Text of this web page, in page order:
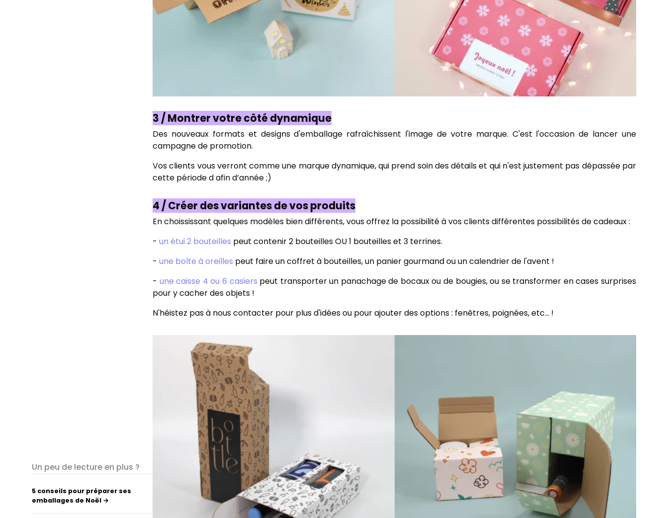
Un peu de lecture en plus ?
5 conseils pour préparer ses
emballages de Noël →
3 / Montrer votre côté dynamique
Des nouveaux formats et designs d'emballage rafraîchissent l'image de votre marque. C'est l'occasion de lancer une
campagne de promotion.
Vos clients vous verront comme une marque dynamique, qui prend soin des détails et qui n'est justement pas dépassée par
cette période d afin d’année ;)
4 / Créer des variantes de vos produits
En choississant quelques modèles bien différents, vous offrez la possibilité à vos clients différentes possibilités de cadeaux :
-un étui 2 bouteilles peut contenir 2 bouteilles OU 1 bouteilles et 3 terrines.
-une boîte à oreilles peut faire un coffret à bouteilles, un panier gourmand ou un calendrier de l'avent !
- une caisse 4 ou 6 casiers peut transporter un panachage de bocaux ou de bougies, ou se transformer en cases surprises
pour y cacher des objets !
N'héistez pas à nous contacter pour plus d'idées ou pour ajouter des options : fenêtres, poignées, etc... !